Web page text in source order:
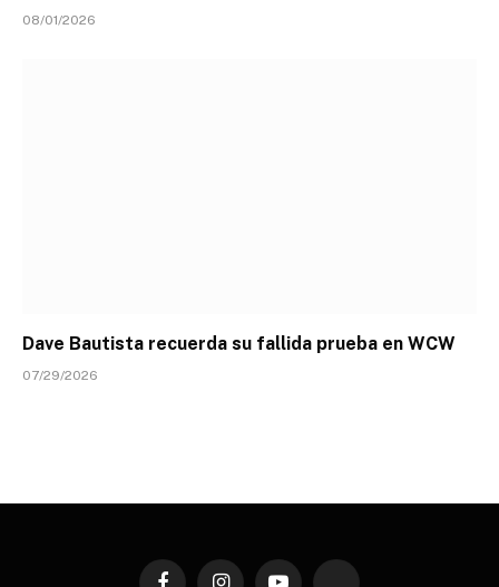
08/01/2026
Dave Bautista recuerda su fallida prueba en WCW
07/29/2026